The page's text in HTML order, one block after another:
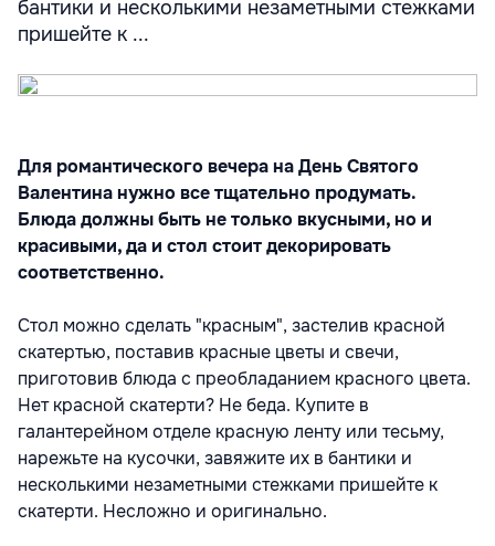
бантики и несколькими незаметными стежками
пришейте к ...
Для романтического вечера на День Святого
Валентина нужно все тщательно продумать.
Блюда должны быть не только вкусными, но и
красивыми, да и стол стоит декорировать
соответственно.
Стол можно сделать "красным", застелив красной
скатертью, поставив красные цветы и свечи,
приготовив блюда с преобладанием красного цвета.
Нет красной скатерти? Не беда. Купите в
галантерейном отделе красную ленту или тесьму,
нарежьте на кусочки, завяжите их в бантики и
несколькими незаметными стежками пришейте к
скатерти. Несложно и оригинально.